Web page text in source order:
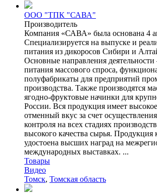
ООО "ТПК "САВА"
Производитель
Компания «САВА» была основана 4
Специализируется на выпуске и
питания из дикоросов Сибири и
Основные направления
питания массового спроса,
полуфабрикаты для предприятий
производства. Также производятся
ягодно-фруктовые начинки для
России. Вся продукция имеет
отменный вкус за счет
контроля на всех стадиях
высокого качества сырья.
удостоена высших наград на
международных выставках. ...
Товары
Видео
Томск, Томская область